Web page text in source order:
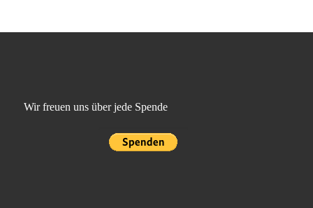
Wir freuen uns über jede Spende